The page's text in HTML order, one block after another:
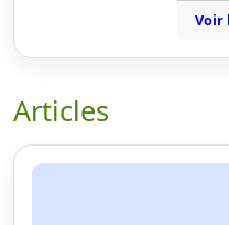
Voir
Articles